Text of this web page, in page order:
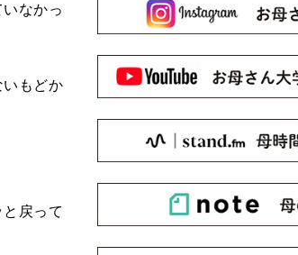
なかっ
いもどか
戻って